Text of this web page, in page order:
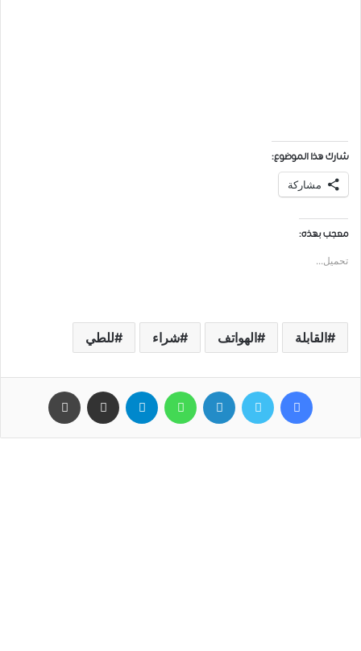
شارك هذا الموضوع:
مشاركة
معجب بهذه:
تحميل...
القابلة الهواتف شراء للطي
فيسبوك تويتر لينكدإن واتساب تيلقرام مشاركة عبر البريد